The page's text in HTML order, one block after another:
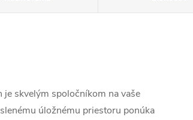
je skvelým spoločníkom na vaše
úložnému priestoru ponúka